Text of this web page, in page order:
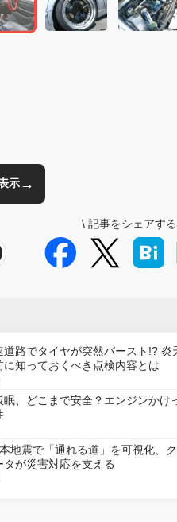
示→
\ 記事をシェアする
道路でタイヤが突然バースト!? 炎
に知っておくべき点検内容とは
眠、どこまで安全？エンジンかけ
地震で「通れる道」を可視化、
タが災害対応を支える